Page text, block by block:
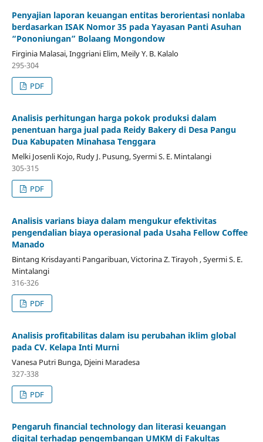
Penyajian laporan keuangan entitas berorientasi nonlaba
berdasarkan ISAK Nomor 35 pada Yayasan Panti Asuhan
“Pononiungan” Bolaang Mongondow
Firginia Malasai, Inggriani Elim, Meily Y. B. Kalalo
295-304
PDF
Analisis perhitungan harga pokok produksi dalam
penentuan harga jual pada Reidy Bakery di Desa Pangu
Dua Kabupaten Minahasa Tenggara
Melki Josenli Kojo, Rudy J. Pusung, Syermi S. E. Mintalangi
305-315
PDF
Analisis varians biaya dalam mengukur efektivitas
pengendalian biaya operasional pada Usaha Fellow Coffee
Manado
Bintang Krisdayanti Pangaribuan, Victorina Z. Tirayoh , Syermi S. E.
Mintalangi
316-326
PDF
Analisis profitabilitas dalam isu perubahan iklim global
pada CV. Kelapa Inti Murni
Vanesa Putri Bunga, Djeini Maradesa
327-338
PDF
Pengaruh financial technology dan literasi keuangan
digital terhadap pengembangan UMKM di Fakultas